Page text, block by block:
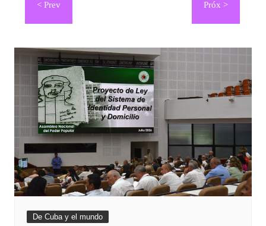
entradas
De Cuba y el mundo